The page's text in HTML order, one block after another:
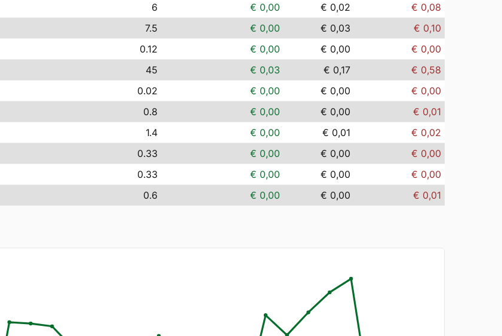
6 € 0,00 € 0,02
€ 0,08
7.5 € 0,00 € 0,03
€ 0,10
0.12 € 0,00 € 0,00
€ 0,00
45 € 0,03 € 0,17
€ 0,58
0.02 € 0,00 € 0,00
€ 0,00
0.8 € 0,00 € 0,00
€ 0,01
1.4 € 0,00 € 0,01
€ 0,02
0.33 € 0,00 € 0,00
€ 0,00
0.33 € 0,00 € 0,00
€ 0,00
0.6 € 0,00 € 0,00 € 0,01